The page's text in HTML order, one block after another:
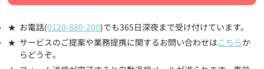
お電話(0120-880-200)でも365日深夜まで受け付けています。
サービスのご提案や業務提携に関するお問い合わせはこちらか
らどうぞ。